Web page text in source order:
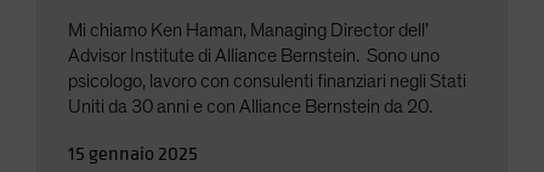
Mi chiamo Ken Haman, Managing Director dell’
Advisor Institute di Alliance Bernstein. Sono uno
psicologo, lavoro con consulenti finanziari negli Stati
Uniti da 30 anni e con Alliance Bernstein da 20.
15 gennaio 2025